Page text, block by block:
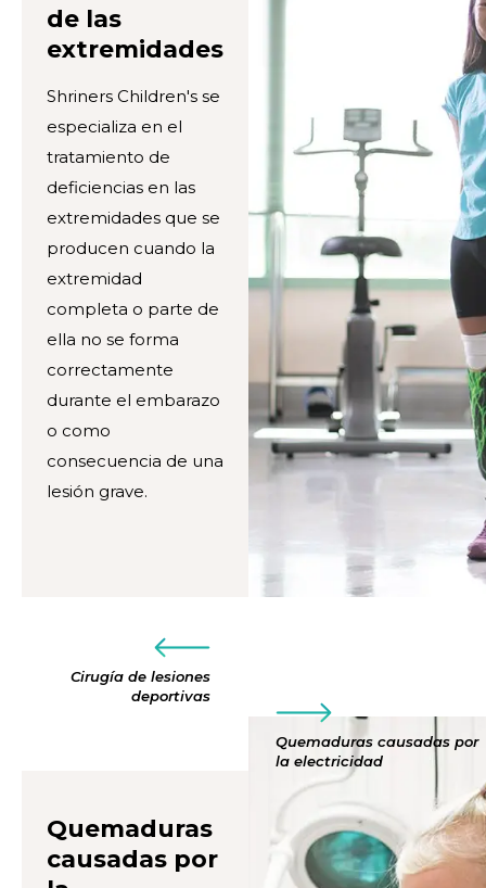
de las
extremidades
Shriners Children's se
especializa en el
tratamiento de
deficiencias en las
extremidades que se
producen cuando la
extremidad
completa o parte de
ella no se forma
correctamente
durante el embarazo
o como
consecuencia de una
lesión grave.
Cirugía de lesiones
deportivas
Quemaduras causadas por
la electricidad
Quemaduras
causadas por